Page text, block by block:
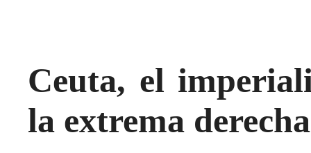
Ceuta, el
la extrema derecha